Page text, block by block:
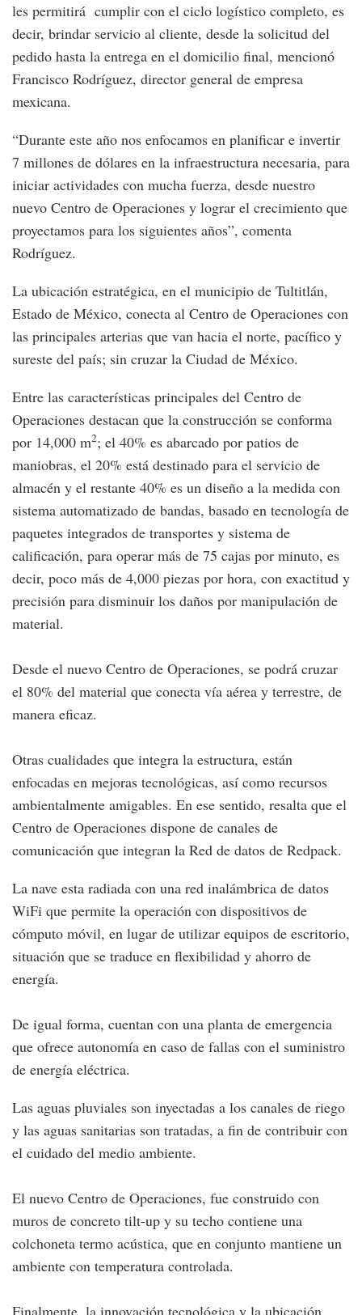
les permitirá cumplir con el ciclo logístico completo, es
decir, brindar servicio al cliente, desde la solicitud del
pedido hasta la entrega en el domicilio final, mencionó
Francisco Rodríguez, director general de empresa
mexicana.
“Durante este año nos enfocamos en planificar e invertir
7 millones de dólares en la infraestructura necesaria, para
iniciar actividades con mucha fuerza, desde nuestro
nuevo Centro de Operaciones y lograr el crecimiento que
proyectamos para los siguientes años”, comenta
Rodríguez.
La ubicación estratégica, en el municipio de Tultitlán,
Estado de México, conecta al Centro de Operaciones con
las principales arterias que van hacia el norte, pacífico y
sureste del país; sin cruzar la Ciudad de México.
Entre las características principales del Centro de
Operaciones destacan que la construcción se conforma
por 14,000 m2; el 40% es abarcado por patios de
maniobras, el 20% está destinado para el servicio de
almacén y el restante 40% es un diseño a la medida con
sistema automatizado de bandas, basado en tecnología de
paquetes integrados de transportes y sistema de
calificación, para operar más de 75 cajas por minuto, es
decir, poco más de 4,000 piezas por hora, con exactitud y
precisión para disminuir los daños por manipulación de
material.
Desde el nuevo Centro de Operaciones, se podrá cruzar
el 80% del material que conecta vía aérea y terrestre, de
manera eficaz.
Otras cualidades que integra la estructura, están
enfocadas en mejoras tecnológicas, así como recursos
ambientalmente amigables. En ese sentido, resalta que el
Centro de Operaciones dispone de canales de
comunicación que integran la Red de datos de Redpack.
La nave esta radiada con una red inalámbrica de datos
WiFi que permite la operación con dispositivos de
cómputo móvil, en lugar de utilizar equipos de escritorio,
situación que se traduce en flexibilidad y ahorro de
energía.
De igual forma, cuentan con una planta de emergencia
que ofrece autonomía en caso de fallas con el suministro
de energía eléctrica.
Las aguas pluviales son inyectadas a los canales de riego
y las aguas sanitarias son tratadas, a fin de contribuir con
el cuidado del medio ambiente.
El nuevo Centro de Operaciones, fue construido con
muros de concreto tilt-up y su techo contiene una
colchoneta termo acústica, que en conjunto mantiene un
ambiente con temperatura controlada.
Finalmente, la innovación tecnológica y la ubicación